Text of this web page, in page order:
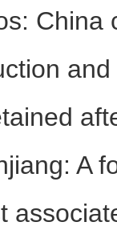
戈壁淤泥
China
A